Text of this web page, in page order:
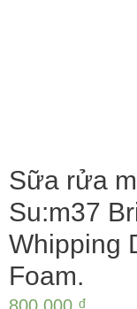
Sữa rửa
Su:m37
Whipping
Foam.